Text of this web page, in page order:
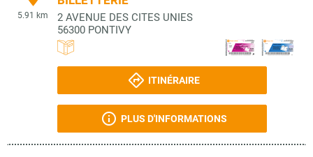
5.91 km
2 AVENUE DES CITES UNIES
56300 PONTIVY
ITINÉRAIRE
PLUS D'INFORMATIONS